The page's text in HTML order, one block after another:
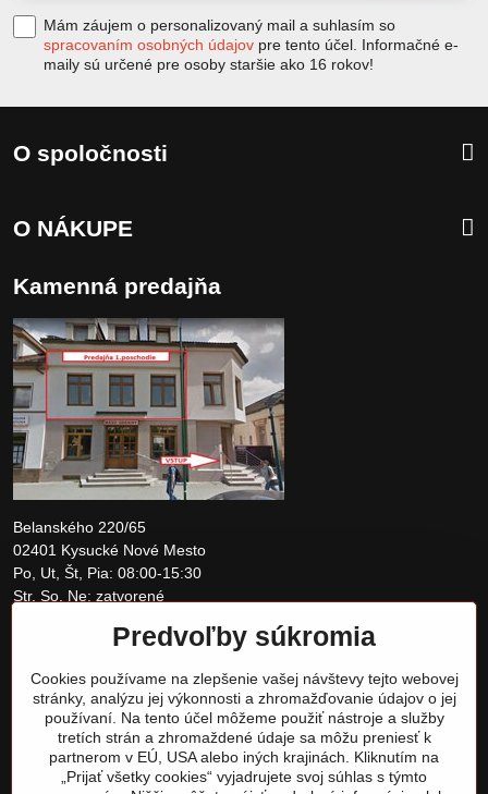
Mám záujem o personalizovaný mail a suhlasím so
spracovaním osobných údajov pre tento účel. Informačné e-
maily sú určené pre osoby staršie ako 16 rokov!
O spoločnosti
O NÁKUPE
Kamenná predajňa
Belanského 220/65
02401 Kysucké Nové Mesto
Po, Ut, Št, Pia: 08:00-15:30
Str, So, Ne: zatvorené
obchod@tomshardware.sk
Predvoľby súkromia
Cookies používame na zlepšenie vašej návštevy tejto webovej
stránky, analýzu jej výkonnosti a zhromažďovanie údajov o jej
používaní. Na tento účel môžeme použiť nástroje a služby
tretích strán a zhromaždené údaje sa môžu preniesť k
partnerom v EÚ, USA alebo iných krajinách. Kliknutím na
„Prijať všetky cookies“ vyjadrujete svoj súhlas s týmto